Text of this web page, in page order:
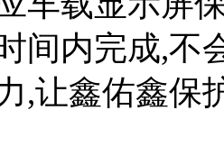
间内完成,不
,让鑫佑鑫保